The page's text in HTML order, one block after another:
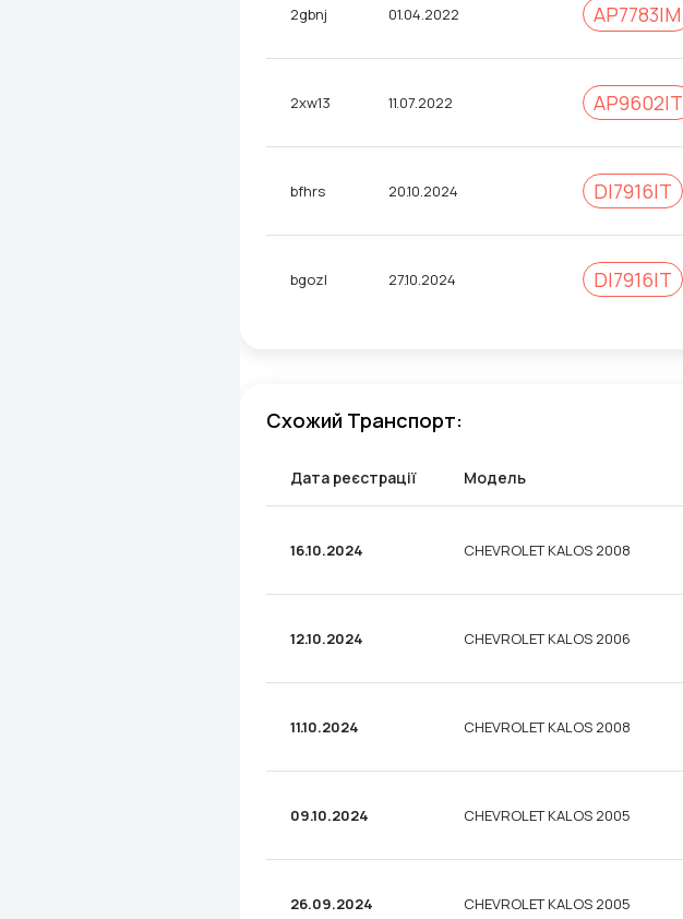
2gbnj 01.04.2022 AP7783IM
2xw13 11.07.2022 AP9602IT
bfhrs 20.10.2024 DI7916IT
bgozl 27.10.2024 DI7916IT
Схожий Транспорт:
Дата реєстрації Модель
16.10.2024 CHEVROLET KALOS 2008
12.10.2024 CHEVROLET KALOS 2006
11.10.2024 CHEVROLET KALOS 2008
09.10.2024 CHEVROLET KALOS 2005
26.09.2024 CHEVROLET KALOS 2005